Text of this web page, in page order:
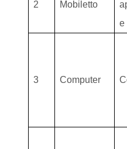
2 Mobiletto
e
3 Computer